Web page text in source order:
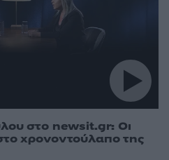
στο newsit.gr: Οι
χρονοντούλαπο της